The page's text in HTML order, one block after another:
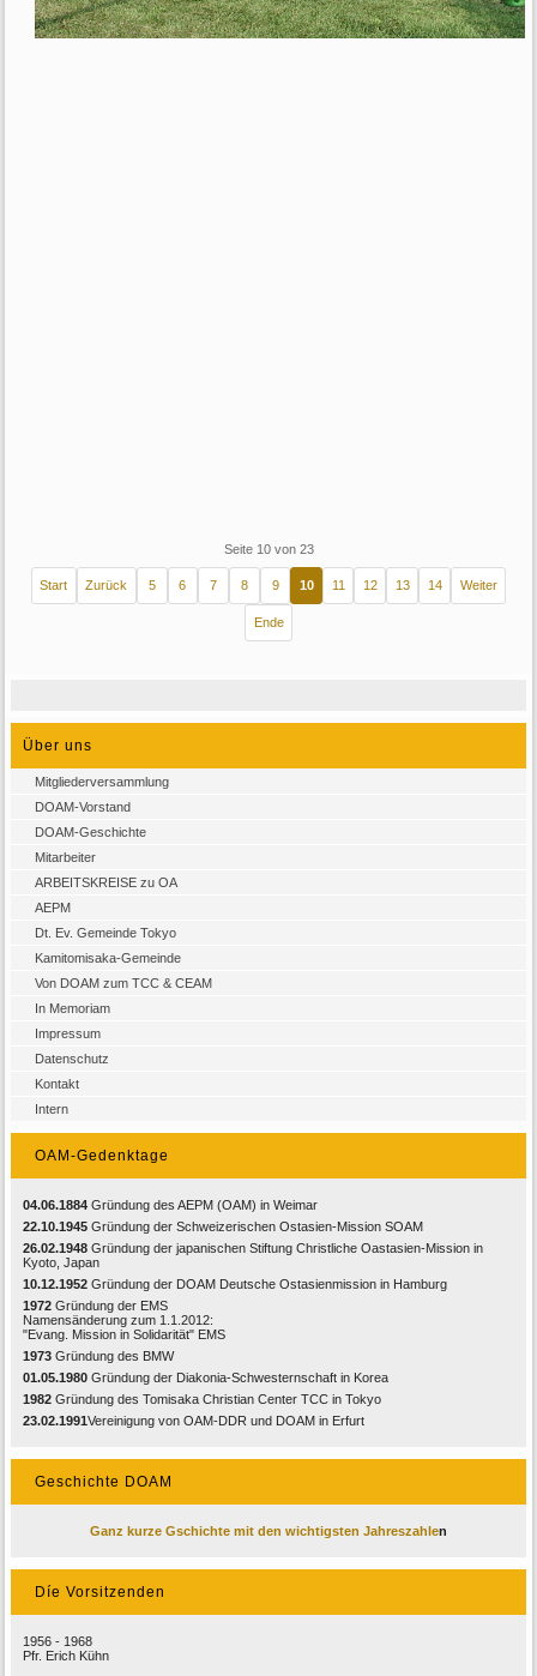
Seite 10 von 23
Start Zurück 5 6 7 8 9 10 11 12 13 14 Weiter
Ende
Über uns
Mitgliederversammlung
DOAM-Vorstand
DOAM-Geschichte
Mitarbeiter
ARBEITSKREISE zu OA
AEPM
Dt. Ev. Gemeinde Tokyo
Kamitomisaka-Gemeinde
Von DOAM zum TCC & CEAM
In Memoriam
Impressum
Datenschutz
Kontakt
Intern
OAM-Gedenktage
04.06.1884 Gründung des AEPM (OAM) in Weimar
22.10.1945 Gründung der Schweizerischen Ostasien-Mission SOAM
26.02.1948 Gründung der japanischen Stiftung Christliche Oastasien-Mission in
Kyoto, Japan
10.12.1952 Gründung der DOAM Deutsche Ostasienmission in Hamburg
1972 Gründung der EMS
Namensänderung zum 1.1.2012:
"Evang. Mission in Solidarität" EMS
1973 Gründung des BMW
01.05.1980 Gründung der Diakonia-Schwesternschaft in Korea
1982 Gründung des Tomisaka Christian Center TCC in Tokyo
23.02.1991Vereinigung von OAM-DDR und DOAM in Erfurt
Geschichte DOAM
Ganz kurze Gschichte mit den wichtigsten Jahreszahlen
Díe Vorsitzenden
1956 - 1968
Pfr. Erich Kühn